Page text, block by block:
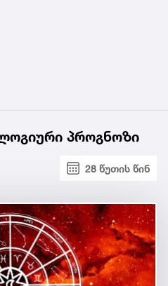
პროგნოზი
28 წუთის წინ